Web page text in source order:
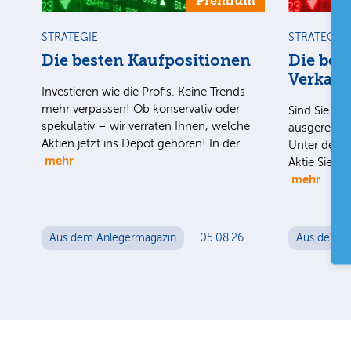
STRATEGIE
Die besten Kaufpositionen
Investieren wie die Profis. Keine Trends
mehr verpassen! Ob konservativ oder
spekulativ – wir verraten Ihnen, welche
Aktien jetzt ins Depot gehören! In der…
mehr
Aus dem Anlegermagazin 05.08.26
STRATEGIE
Die
Sind Sie
ausgereizt
Unter der
Aktie Sie
mehr
Aus dem